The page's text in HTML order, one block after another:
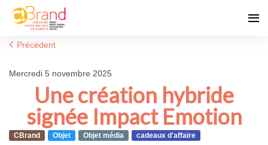
Précédent
mercredi 5 novembre 2025
Une création hybride
signée Impact Emotion
CBrand Objet Objet média cadeaux d'affaire